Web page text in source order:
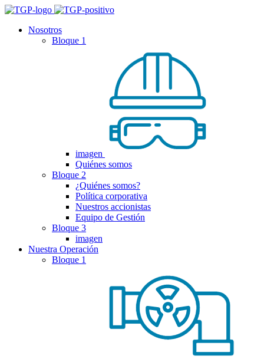
Nosotros
Bloque 1
imagen
Quiénes somos
Bloque 2
¿Quiénes somos?
Política corporativa
Nuestros accionistas
Equipo de Gestión
Bloque 3
imagen
Nuestra Operación
Bloque 1